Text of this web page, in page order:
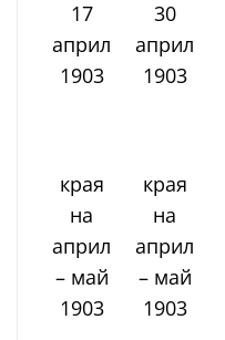
17
април
1903
30
април
1903
края
на
април
– май
1903
края
на
април
– май
1903